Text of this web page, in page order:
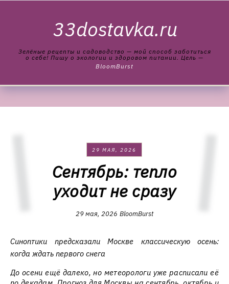
33dostavka.ru
Зелёные рецепты и садоводство — мой способ заботиться
о себе! Пишу о экологии и здоровом питании. Цель —
BloomBurst
29 МАЯ, 2026
Сентябрь: тепло
уходит не сразу
29 мая, 2026 BloomBurst
Синоптики предсказали Москве классическую осень:
когда ждать первого снега
До осени ещё далеко, но метеорологи уже расписали её